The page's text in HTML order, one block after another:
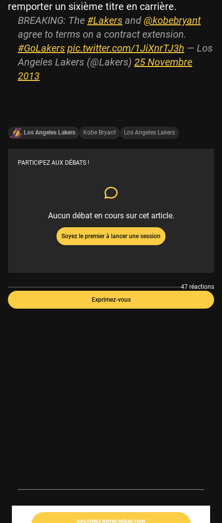
remporter un sixième titre en carrière.
BREAKING: The #Lakers and @kobebryant
agree to terms on a contract extension.
#GoLakers pic.twitter.com/1JiXnrTJ3h — Los
Angeles Lakers (@Lakers) 25 Novembre
2013
Los Angeles Lakers Kobe Bryant Los Angeles Lakers
PARTICIPEZ AUX DÉBATS !
Aucun débat en cours sur cet article.
Soyez le premier à lancer une session
47 réactions
Exprimez-vous